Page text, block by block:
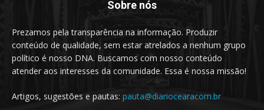
Sobre nós
Prezamos pela transparência na informação. Produzir
conteúdo de qualidade, sem estar atrelados a nenhum grupo
político é nosso DNA. Buscamos com nosso conteúdo
atender aos interesses da comunidade. Essa é nossa missão!
Artigos, sugestões e pautas: pauta@diariocearacom.br